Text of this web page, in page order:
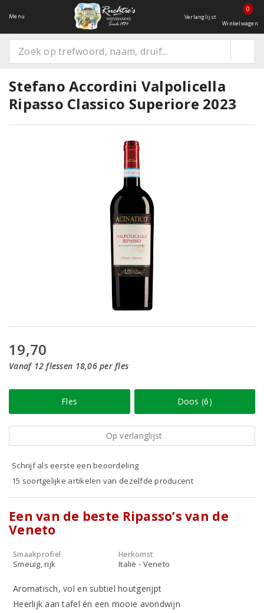
Menu Verlanglijst
0
Winkelwagen
Stefano Accordini Valpolicella
Ripasso Classico Superiore 2023
19,70
Vanaf 12 flessen 18,06 per fles
Fles Doos (6)
Op verlanglijst
Schrijf als eerste een beoordeling
15 soortgelijke artikelen van dezelfde producent
Een van de beste Ripasso’s van de
Veneto
Smaakprofiel
Smeuïg, rijk
Herkomst
Italië - Veneto
Aromatisch, vol en subtiel houtgerijpt
Heerlijk aan tafel én een mooie avondwijn